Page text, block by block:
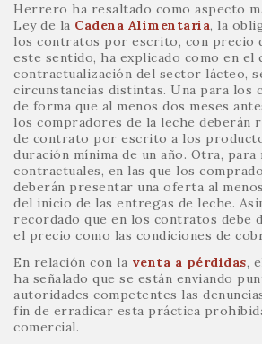
Herrero ha resaltado como aspecto
Ley de la Cadena Alimentaria, la
los contratos por escrito, con precio
este sentido, ha explicado como en el
contractualización del sector lácteo,
circunstancias distintas. Una para los
de forma que al menos dos meses
los compradores de la leche deberán
de contrato por escrito a los
duración mínima de un año. Otra, para
contractuales, en las que los
deberán presentar una oferta al
del inicio de las entregas de leche.
recordado que en los contratos debe
el precio como las condiciones de
En relación con la venta a pérdidas,
ha señalado que se están enviando
autoridades competentes las
fin de erradicar esta práctica
comercial.